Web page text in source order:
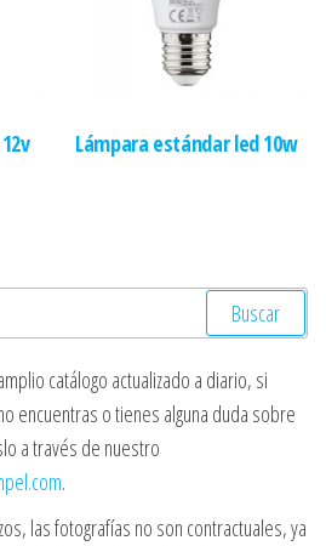
Lámpara estándar led 10w
catálogo actualizado a diario, si
encuentras o tienes alguna duda sobre
a través de nuestro
.
las fotografías no son contractuales, ya